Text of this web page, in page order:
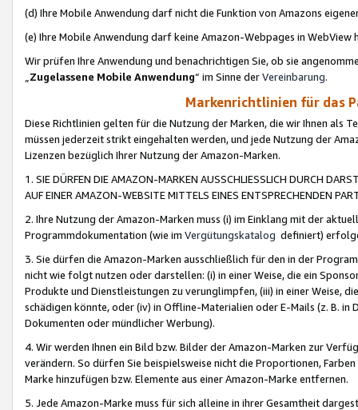
(d) Ihre Mobile Anwendung darf nicht die Funktion von Amazons
(e) Ihre Mobile Anwendung darf keine Amazon-Webpages in WebView
Wir prüfen Ihre Anwendung und benachrichtigen Sie, ob sie
„Zugelassene Mobile Anwendung“ im Sinne derVereinbarung.
Markenrichtlinien für das
Diese Richtlinien gelten für die Nutzung der Marken, die wir Ihnen als
müssen jederzeit strikt eingehalten werden, und jede Nutzung der
Lizenzen bezüglich Ihrer Nutzung der Amazon-Marken.
1. SIE DÜRFEN DIE AMAZON-MARKEN AUSSCHLIESSLICH DURCH
AUF EINER AMAZON-WEBSITE MITTELS EINES ENTSPRECHENDEN
2. Ihre Nutzung der Amazon-Marken muss (i) im Einklang mit der
Programmdokumentation (wie im Vergütungskatalog definiert)
3. Sie dürfen die Amazon-Marken ausschließlich für den in der
nicht wie folgt nutzen oder darstellen: (i) in einer Weise, die ein
Produkte und Dienstleistungen zu verunglimpfen, (iii) in einer Weise,
schädigen könnte, oder (iv) in Offline-Materialien oder E-Mails (z. B. in
Dokumenten oder mündlicher Werbung).
4. Wir werden Ihnen ein Bild bzw. Bilder der Amazon-Marken zur
verändern. So dürfen Sie beispielsweise nicht die Proportionen,
Marke hinzufügen bzw. Elemente aus einer Amazon-Marke entfernen.
5. Jede Amazon-Marke muss für sich alleine in ihrer Gesamtheit